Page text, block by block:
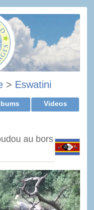
> Eswatini
Videos
au bors